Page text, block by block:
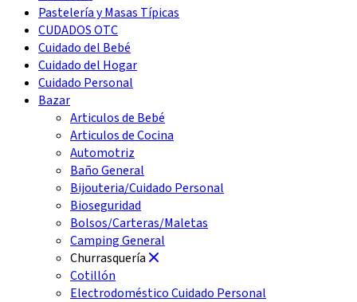
Pastelería y Masas Típicas
CUDADOS OTC
Cuidado del Bebé
Cuidado del Hogar
Cuidado Personal
Bazar
Articulos de Bebé
Articulos de Cocina
Automotriz
Baño General
Bijouteria/Cuidado Personal
Bioseguridad
Bolsos/Carteras/Maletas
Camping General
Churrasquería
Cotillón
Electrodoméstico Cuidado Personal